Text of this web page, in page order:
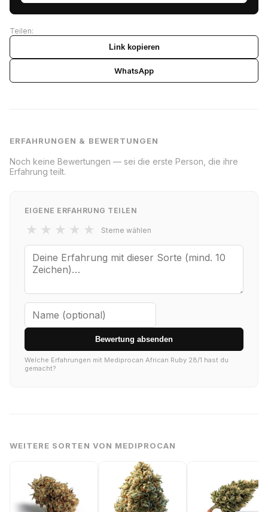
Teilen:
Link kopieren
WhatsApp
ERFAHRUNGEN & BEWERTUNGEN
Noch keine Bewertungen — sei die erste Person, die ihre
Erfahrung teilt.
EIGENE ERFAHRUNG TEILEN
★ ★ ★ ★ ★ Sterne wählen
Bewertung absenden
Welche Erfahrungen mit Mediprocan African Ruby 28/1 hast du
gemacht?
WEITERE SORTEN VON MEDIPROCAN